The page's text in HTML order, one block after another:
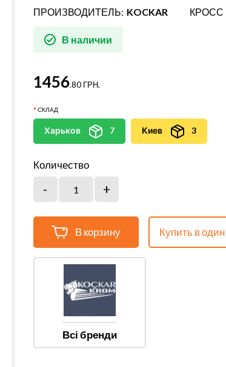
ПРОИЗВОДИТЕЛЬ: KOCKAR КРОСС
В наличии
1456.80 ГРН.
СКЛАД
Харьков 7 Киев 3
Количество
В корзину Купить в один
Всі бренди